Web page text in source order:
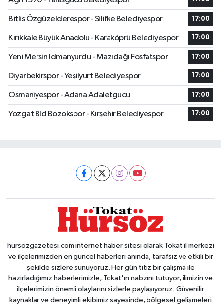
Bitlis Özgüzelderespor - Silifke Belediyespor 17:00
Kırıkkale Büyük Anadolu - Karaköprü Belediyespor 17:00
Yeni Mersin Idmanyurdu - Mazıdağı Fosfatspor 17:00
Diyarbekirspor - Yeşilyurt Belediyespor 17:00
Osmaniyespor - Adana Adaletgucu 17:00
Yozgat Bld Bozokspor - Kırşehir Belediyespor 17:00
hursozgazetesi.com internet haber sitesi olarak Tokat il merkezi
ve ilçelerimizden en güncel haberleri anında, tarafsız ve etkili bir
şekilde sizlere sunuyoruz. Her gün titiz bir çalışma ile
hazırladığımız haberlerimizle, Tokat'ın nabzını tutuyor, ilimizin ve
ilçelerimizin önemli olaylarını sizlerle paylaşıyoruz. Güvenilir
kaynaklar ve deneyimli ekibimiz sayesinde, bölgesel gelişmeleri